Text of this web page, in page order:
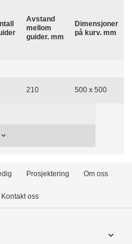
Avstand
mellom
guider.mm
Dimensjoner
på kurv.mm
210 500 x 500
Prosjektering Om oss
Kontakt oss